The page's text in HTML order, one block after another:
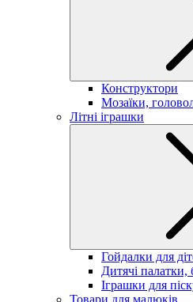
Конструктори
Мозаїки,
Літні іграшки
Гойдалки для
Дитячі палатки,
Іграшки для
Товари для малюків